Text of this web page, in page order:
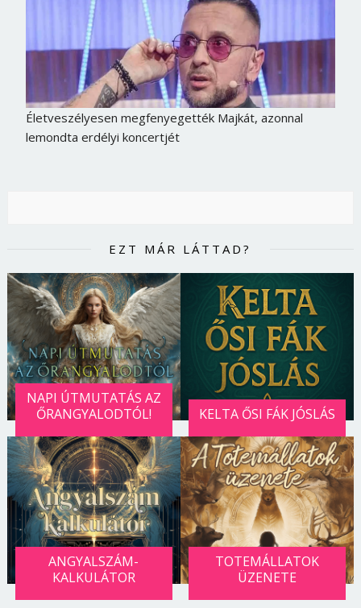
Életveszélyesen megfenyegették Majkát, azonnal
lemondta erdélyi koncertjét
EZT MÁR LÁTTAD?
NAPI ÚTMUTATÁS AZ
ŐRANGYALODTÓL!
KELTA ŐSI FÁK JÓSLÁS
ANGYALSZÁM-
KALKULÁTOR
TOTEMÁLLATOK
ÜZENETE